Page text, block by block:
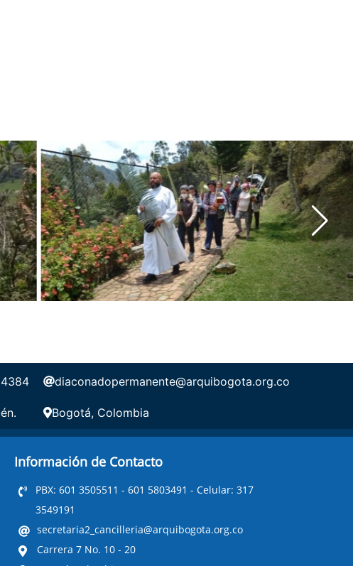
diaconadopermanente@arquibogota.org.co
Bogotá, Colombia
Información de Contacto
PBX: 601 3505511 - 601 5803491 - Celular: 317
3549191
secretaria2_cancilleria@arquibogota.org.co
Carrera 7 No. 10 - 20